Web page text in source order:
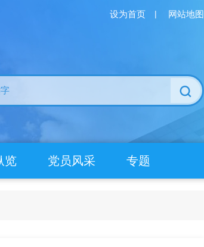
设为首页 | 网站地图
览 党员风采 专题